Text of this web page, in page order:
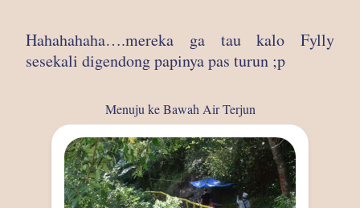
Hahahahaha….mereka ga tau kalo Fylly
sesekali digendong papinya pas turun ;p
Menuju ke Bawah Air Terjun